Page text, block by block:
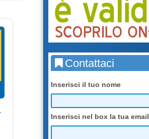
Contattaci
Inserisci il tuo nome
Inserisci nel box la tua email